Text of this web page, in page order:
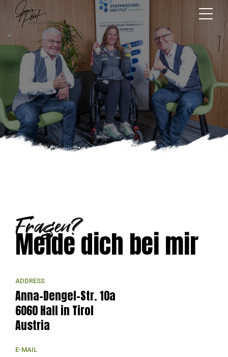
Fragen?
Melde dich bei mir
ADDRESS
Anna-Dengel-Str. 10a
6060 Hall in Tirol
Austria
E-MAIL